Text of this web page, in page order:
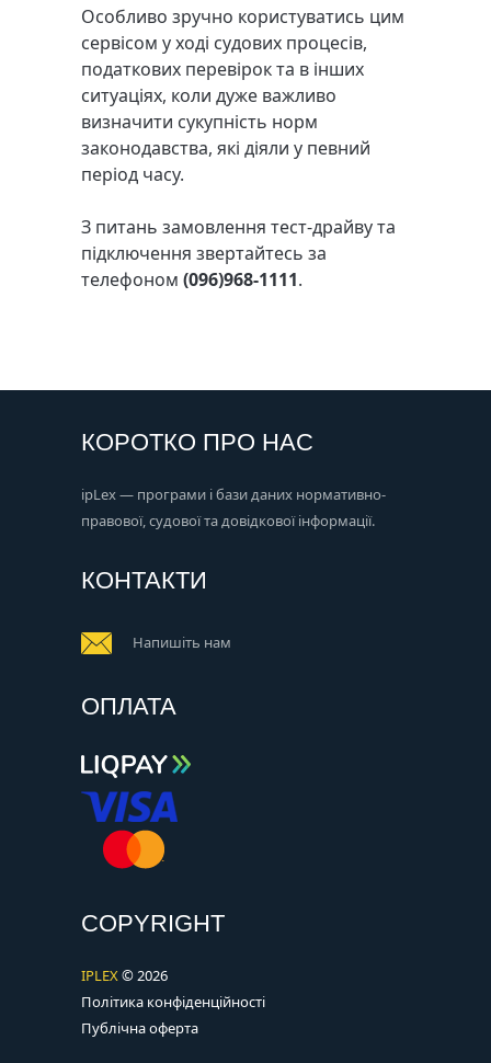
Особливо зручно користуватись цим
сервісом у ході судових процесів,
податкових перевірок та в інших
ситуаціях, коли дуже важливо
визначити сукупність норм
законодавства, які діяли у певний
період часу.
З питань замовлення тест-драйву та
підключення звертайтесь за
телефоном (096)968-1111.
КОРОТКО ПРО НАС
ipLex — програми і бази даних нормативно-
правової, судової та довідкової інформації.
КОНТАКТИ
Напишіть нам
ОПЛАТА
COPYRIGHT
IPLEX© 2026
Політика конфіденційності
Публічна оферта